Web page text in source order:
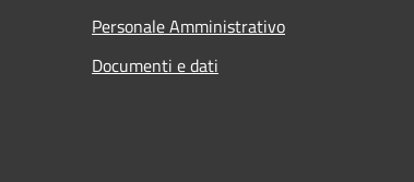
Personale Amministrativo
Documenti e dati